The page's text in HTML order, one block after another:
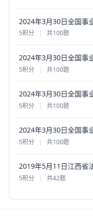
5积分 共100题
5积分 | 共100题
5积分 | 共100题
5积分 | 共100题
5积分 | 共42题